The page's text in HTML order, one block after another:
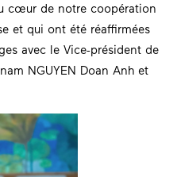
cœur de notre coopération
et qui ont été réaffirmées
avec le Vice-président de
NGUYEN Doan Anh et